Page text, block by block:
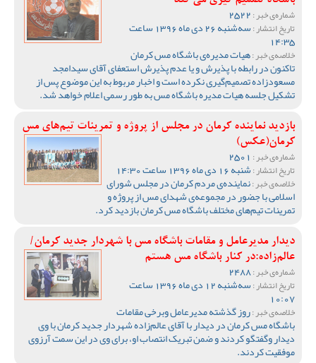
شماره‌ی خبر :
تاریخ انتشار : سه‌شنبه 26 دی ماه 1396 ساعت
14:35
خلاصه‌ی خبر :هیات مدیره‌ی باشگاه مس کرمان
تاکنون در رابطه با پذیرش و یا عدم پذیرش استعفای آقای سیدامجد
مسعودزاده تصمیم‌گیری نکرده است و اخبار مربوط به این موضوع پس از
تشکیل جلسه هیات مدیره باشگاه مس به طور رسمی اعلام خواهد شد.
بازدید نماینده کرمان در مجلس از پروژه و تمرینات تیم‌های مس
کرمان(عکس)
شماره‌ی خبر :
تاریخ انتشار :شنبه 16 دی ماه 1396 ساعت 14:30
خلاصه‌ی خبر :نماینده‌ی مردم کرمان در مجلس شورای
اسلامی با جضور در مجموعه‌ی شهدای مس از پروژه و
تمرینات تیم‌های مختلف باشگاه مس کرمان بازدید کرد.
دیدار مدیرعامل و مقامات باشگاه مس با شهردار جدید کرمان/
عالم‌زاده:در کنار باشگاه مس هستم
شماره‌ی خبر :
تاریخ انتشار : سه‌شنبه 12 دی ماه 1396 ساعت
10:07
خلاصه‌ی خبر :روز گذشته مدیرعامل وبرخی مقامات
باشگاه مس کرمان در دیدار با آقای عالم‌زاده شهردار جدید کرمان با وی
دیدار وگفتگو کردند و ضمن تبریک انتصاب او، برای وی در این سمت آرزوی
موفقیت کردند.